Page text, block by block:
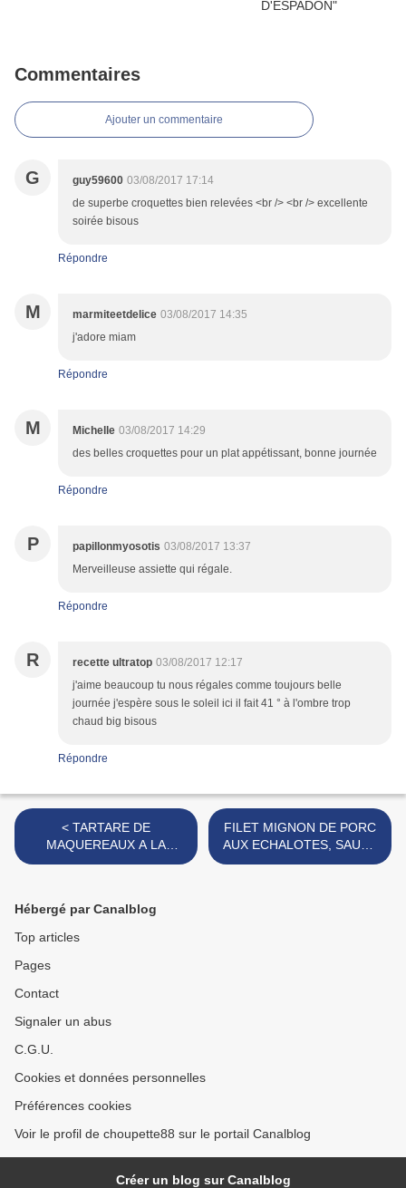
Commentaires
Ajouter un commentaire
G guy59600 03/08/2017 17:14
de superbe croquettes bien relevées <br /> <br /> excellente
soirée bisous
Répondre
M marmiteetdelice 03/08/2017 14:35
j'adore miam
Répondre
M Michelle 03/08/2017 14:29
des belles croquettes pour un plat appétissant, bonne journée
Répondre
P papillonmyosotis 03/08/2017 13:37
Merveilleuse assiette qui régale.
Répondre
R recette ultratop 03/08/2017 12:17
j'aime beaucoup tu nous régales comme toujours belle
journée j'espère sous le soleil ici il fait 41 ° à l'ombre trop
chaud big bisous
Répondre
< TARTARE DE
MAQUEREAUX A LA
COURGETTE ET A LA
FILET MIGNON DE PORC
AUX ECHALOTES, SAUCE
AU NOILLY PRAT ET MIEL
Hébergé par Canalblog
Top articles
Pages
Contact
Signaler un abus
C.G.U.
Cookies et données personnelles
Préférences cookies
Voir le profil de choupette88 sur le portail Canalblog
Créer un blog sur Canalblog